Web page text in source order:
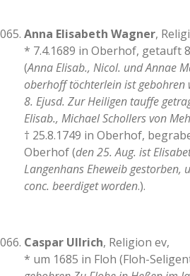
Anna Elisabeth Wagner,
* 7.4.1689 in Oberhof, getauft
(Anna Elisab., Nicol. und Annae
oberhoff töchterlein ist gebohren
8. Ejusd. Zur Heiligen tauffe
Elisab., Michael Schollers von
† 25.8.1749 in Oberhof,
Oberhof (den 25. Aug. ist
Langenhans Eheweib gestorben,
conc. beerdiget worden.).
Caspar Ullrich, Religion ev,
* um 1685 in Floh (Floh-